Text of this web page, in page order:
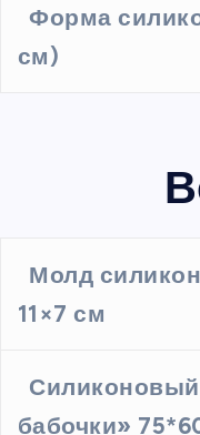
Форма
см)
Молд
11×7 см
бабочки»